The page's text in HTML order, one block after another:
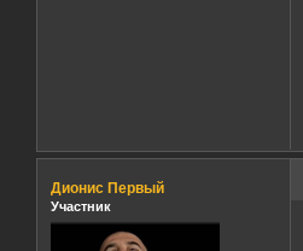
Дионис Первый
Участник